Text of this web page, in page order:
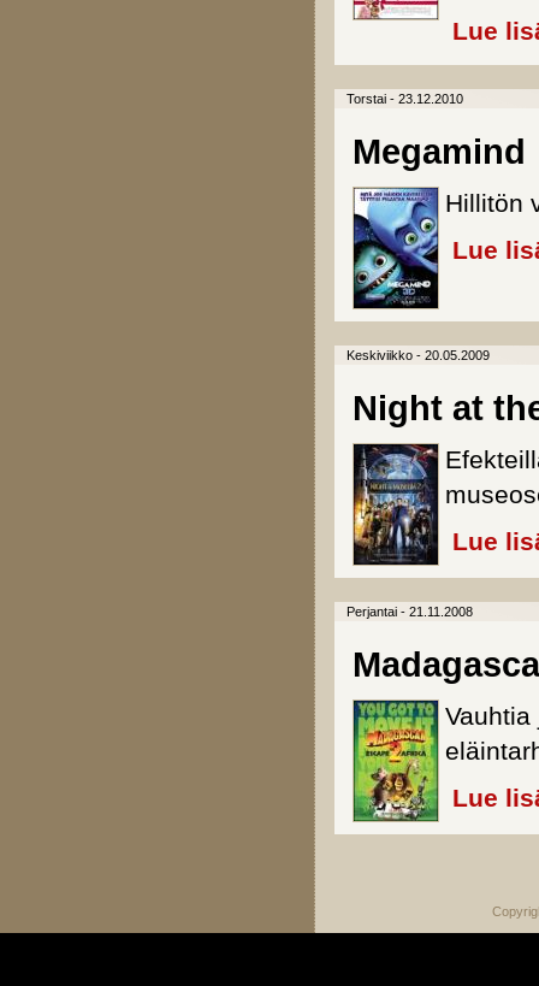
Lue
Torstai - 23.12.2010
Megamind
Hillitön
Lue
Keskiviikko - 20.05.2009
Night at
Lue
Perjantai - 21.11.2008
Lue